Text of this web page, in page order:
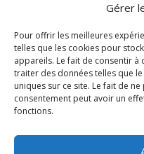
Gérer
Pour offrir les meilleures
telles que les cookies pour
appareils. Le fait de consentir
traiter des données telles que
uniques sur ce site. Le fait de
consentement peut avoir un
fonctions.
06 Juil 2026
Étude d’évaluabilité des
d’accompagnement à
01 Juil 2026
Pénurie du personnel
Wallonie ?